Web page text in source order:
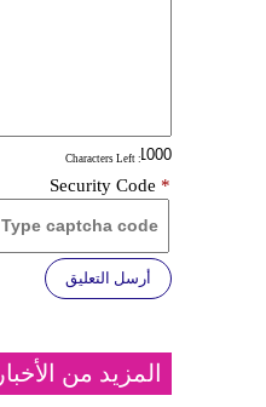
: Characters Left
Security Code *
أرسل التعليق
المزيد من الأخبار